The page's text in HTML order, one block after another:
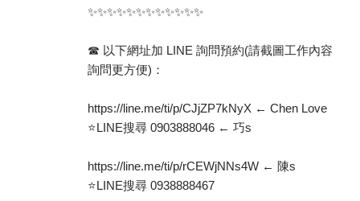
✨✨✨✨✨✨✨✨✨✨✨✨
☎️ 以下網址加 LINE 詢問預約(請截圖工作內容
詢問更方便)：
https://line.me/ti/p/CJjZP7kNyX ← Chen Love
⭐️LINE搜尋 0903888046 ← 巧s
https://line.me/ti/p/rCEWjNNs4W ← 陳s
⭐️LINE搜尋 0938888467